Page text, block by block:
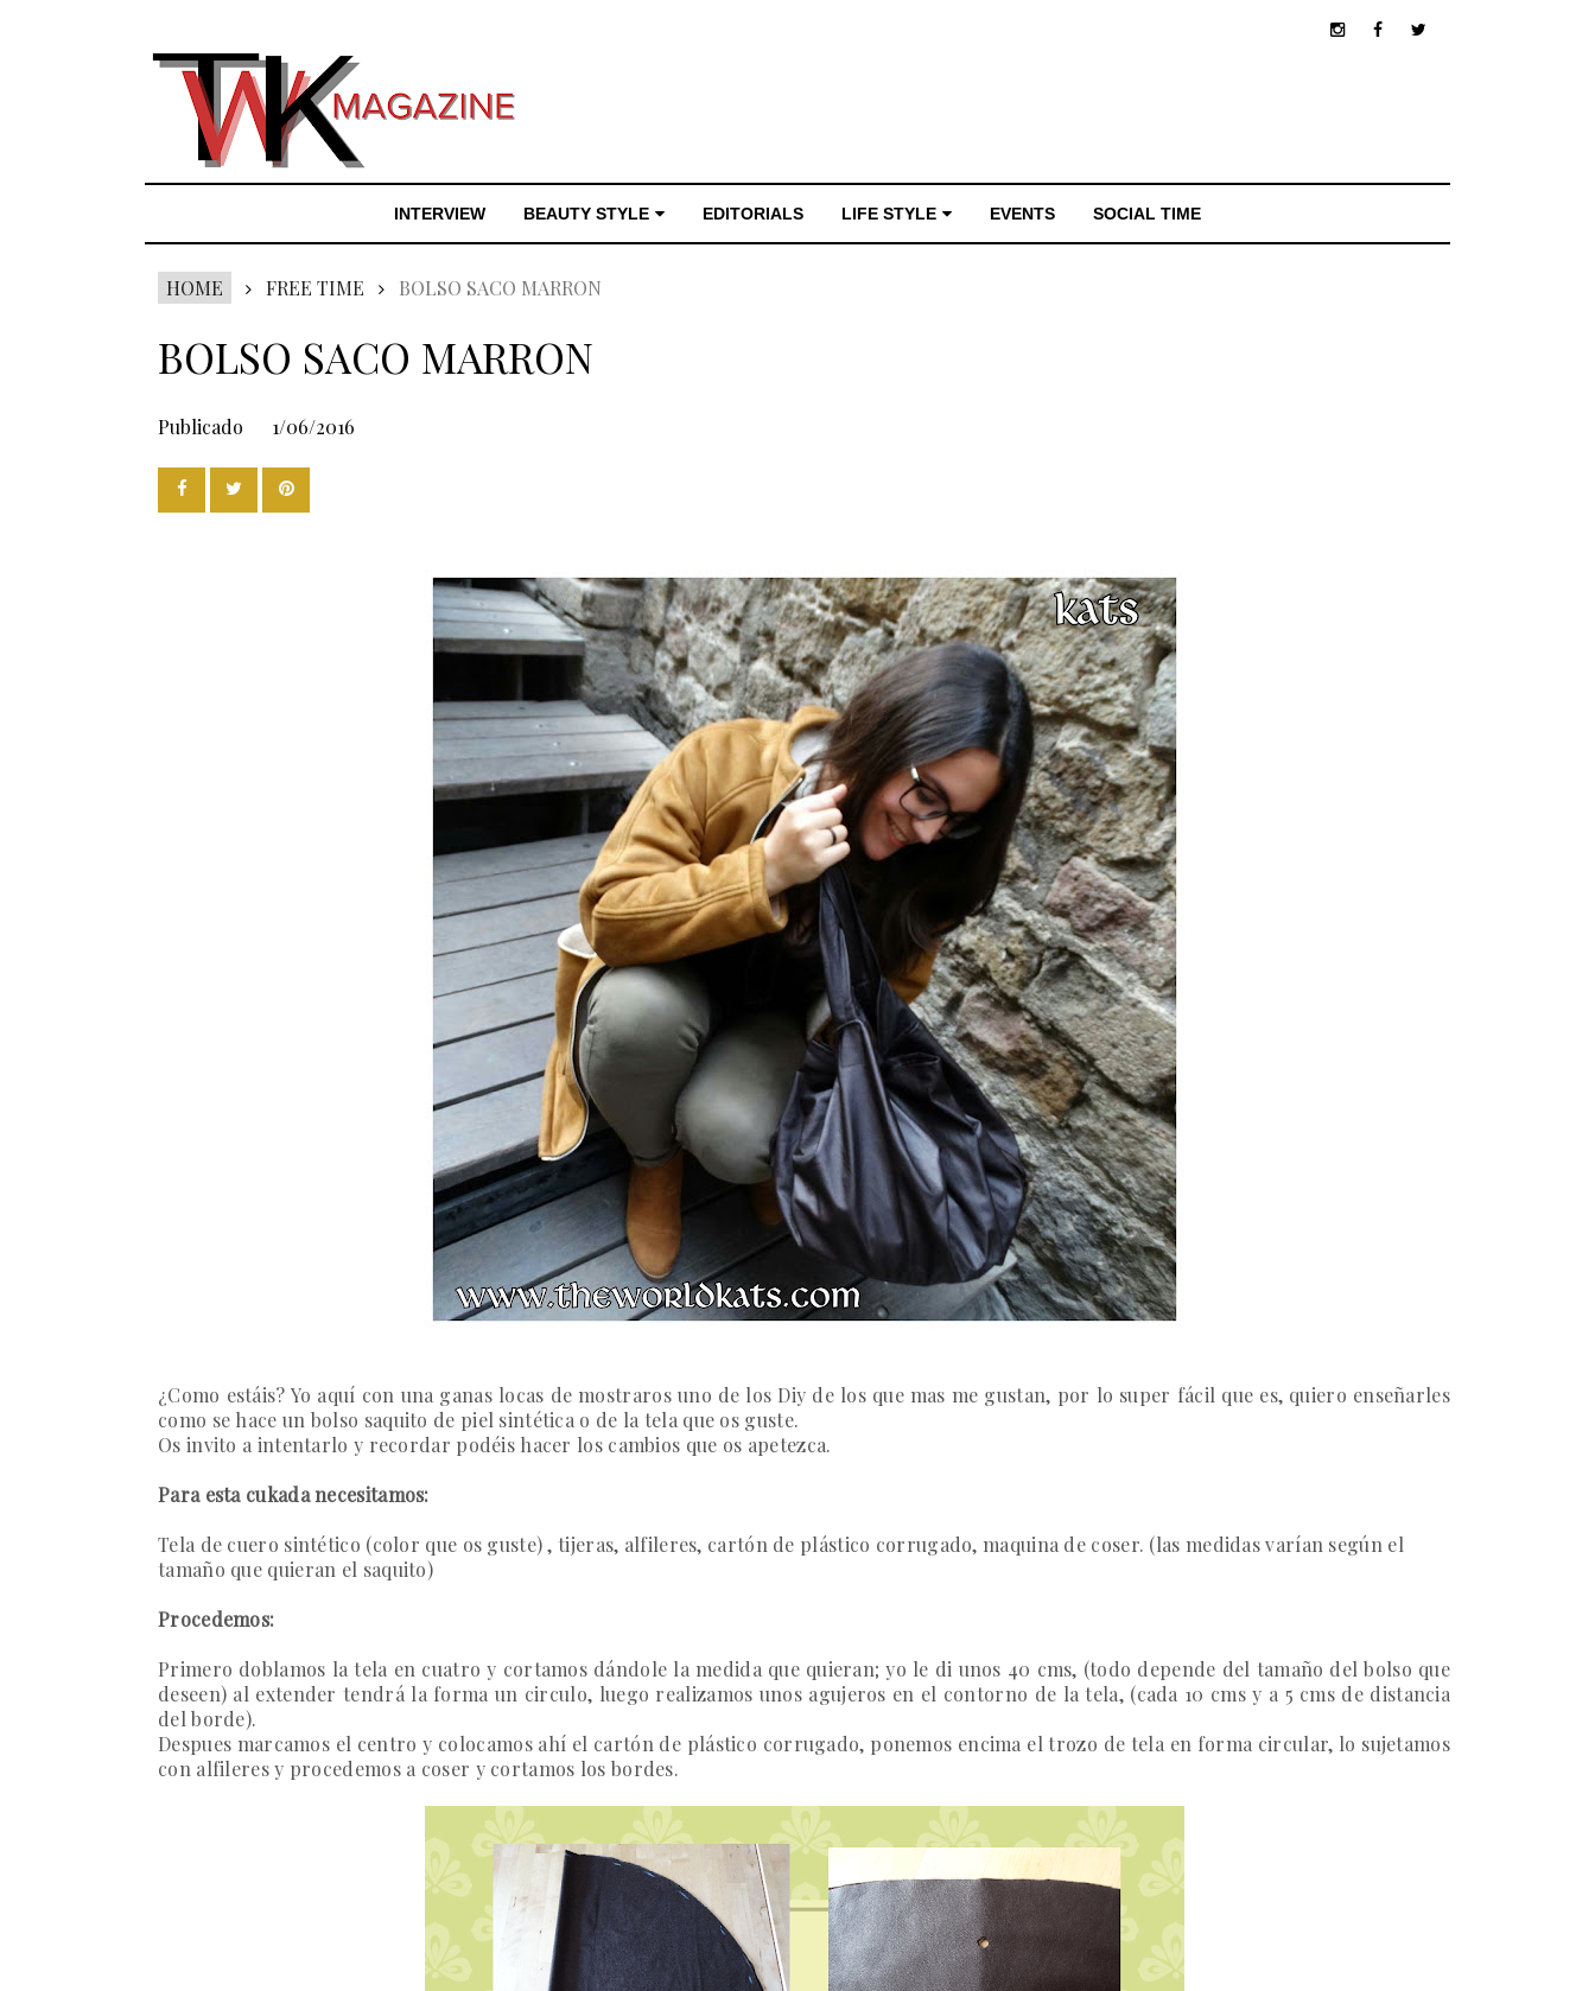
INTERVIEW BEAUTY STYLE EDITORIALS LIFE STYLE EVENTS SOCIAL TIME
HOME FREE TIME BOLSO SACO MARRON
BOLSO SACO MARRON
Publicado 1/06/2016
¿Como estáis? Yo aquí con una ganas locas de mostraros uno de los Diy de los que mas me gustan, por lo super fácil que es, quiero enseñarles
como se hace un bolso saquito de piel sintética o de la tela que os guste.
Os invito a intentarlo y recordar podéis hacer los cambios que os apetezca.
Para esta cukada necesitamos:
Tela de cuero sintético (color que os guste) , tijeras, alfileres, cartón de plástico corrugado, maquina de coser. (las medidas varían según el
tamaño que quieran el saquito)
Procedemos:
Primero doblamos la tela en cuatro y cortamos dándole la medida que quieran; yo le di unos 40 cms, (todo depende del tamaño del bolso que
deseen) al extender tendrá la forma un circulo, luego realizamos unos agujeros en el contorno de la tela, (cada 10 cms y a 5 cms de distancia
del borde).
Despues marcamos el centro y colocamos ahí el cartón de plástico corrugado, ponemos encima el trozo de tela en forma circular, lo sujetamos
con alfileres y procedemos a coser y cortamos los bordes.